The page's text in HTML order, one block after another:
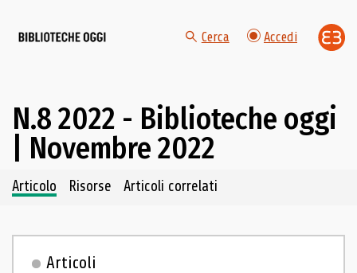
Cerca Accedi
N.8 2022 - Biblioteche oggi
| Novembre 2022
Navigazione dei contenuti del fascicolo
Articolo Risorse Articoli correlati
Articoli